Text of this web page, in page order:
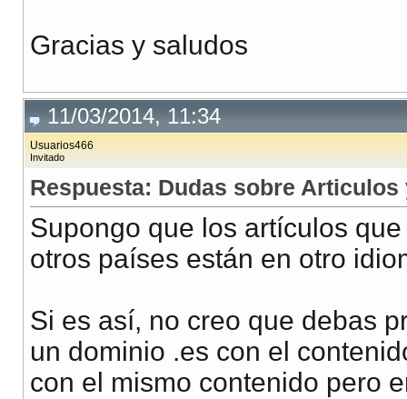
Gracias y saludos
11/03/2014, 11:34
Usuarios466
Invitado
Respuesta: Dudas sobre Articulos
Supongo que los artículos
otros países están en otro
Si es así, no creo que debas
un dominio .es con el
con el mismo contenido pero